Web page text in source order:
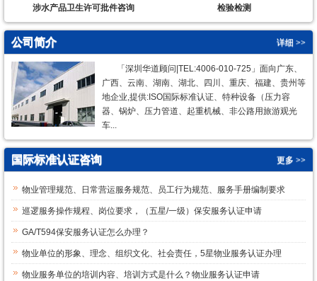
涉水产品卫生许可批件咨询 检验检测
公司简介 详细 >>
「深圳华道顾问|TEL:4006-010-725」面向广东、
广西、云南、湖南、湖北、四川、重庆、福建、贵州等
地企业,提供:ISO国际标准认证、特种设备（压力容
器、锅炉、压力管道、起重机械、非公路用旅游观光
车...
国际标准认证咨询 更多 >>
物业管理规范、日常营运服务规范、员工行为规范、服务手册编制要求
巡逻服务操作规程、岗位要求，（五星/一级）保安服务认证申请
GA/T594保安服务认证怎么办理？
物业单位的形象、理念、组织文化、社会责任，5星物业服务认证办理
物业服务单位的培训内容、培训方式是什么？物业服务认证申请